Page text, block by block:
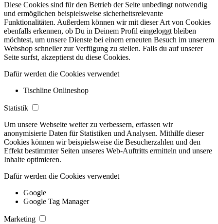
Diese Cookies sind für den Betrieb der Seite unbedingt notwendig
und ermöglichen beispielsweise sicherheitsrelevante
Funktionalitäten. Außerdem können wir mit dieser Art von Cookies
ebenfalls erkennen, ob Du in Deinem Profil eingeloggt bleiben
möchtest, um unsere Dienste bei einem erneuten Besuch im unserem
Webshop schneller zur Verfügung zu stellen. Falls du auf unserer
Seite surfst, akzeptierst du diese Cookies.
Dafür werden die Cookies verwendet
Tischline Onlineshop
Statistik
Um unsere Webseite weiter zu verbessern, erfassen wir
anonymisierte Daten für Statistiken und Analysen. Mithilfe dieser
Cookies können wir beispielsweise die Besucherzahlen und den
Effekt bestimmter Seiten unseres Web-Auftritts ermitteln und unsere
Inhalte optimieren.
Dafür werden die Cookies verwendet
Google
Google Tag Manager
Marketing